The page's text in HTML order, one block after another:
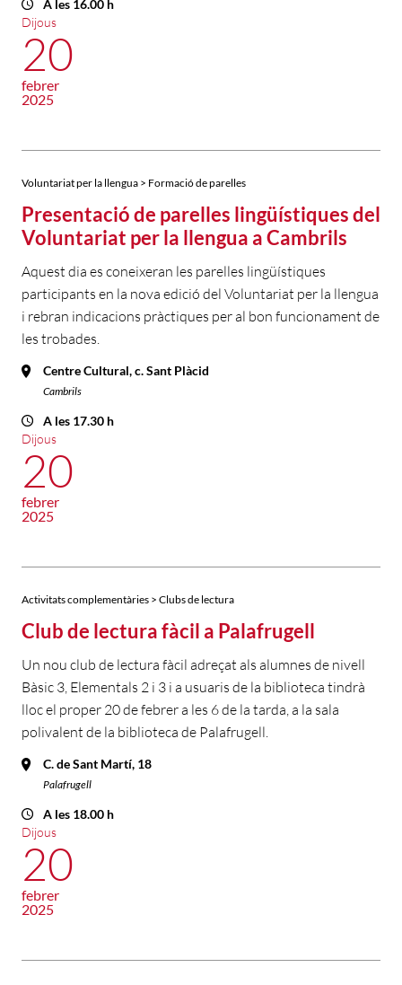
A les 16.00 h
Dijous
20
febrer
2025
Voluntariat per la llengua > Formació de parelles
Presentació de parelles lingüístiques del
Voluntariat per la llengua a Cambrils
Aquest dia es coneixeran les parelles lingüístiques
participants en la nova edició del Voluntariat per la llengua
i rebran indicacions pràctiques per al bon funcionament de
les trobades.
Centre Cultural, c. Sant Plàcid
Cambrils
A les 17.30 h
Dijous
20
febrer
2025
Activitats complementàries > Clubs de lectura
Club de lectura fàcil a Palafrugell
Un nou club de lectura fàcil adreçat als alumnes de nivell
Bàsic 3, Elementals 2 i 3 i a usuaris de la biblioteca tindrà
lloc el proper 20 de febrer a les 6 de la tarda, a la sala
polivalent de la biblioteca de Palafrugell.
C. de Sant Martí, 18
Palafrugell
A les 18.00 h
Dijous
20
febrer
2025